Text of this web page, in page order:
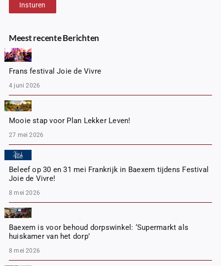
Insturen
Meest recente Berichten
Frans festival Joie de Vivre
4 juni 2026
Mooie stap voor Plan Lekker Leven!
27 mei 2026
Beleef op 30 en 31 mei Frankrijk in Baexem tijdens Festival
Joie de Vivre!
8 mei 2026
Baexem is voor behoud dorpswinkel: ‘Supermarkt als
huiskamer van het dorp’
8 mei 2026